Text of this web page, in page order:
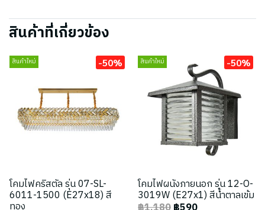
สินค้าที่เกี่ยวข้อง
สินค้าใหม่ -50%
โคมไฟคริสตัล รุ่น 07-SL-
6011-1500 (E27x18) สี
ทอง
สินค้าใหม่ -50%
โคมไฟผนังภายนอก รุ่น 12-O-
3019W (E27x1) สีน้ำตาลเข้ม